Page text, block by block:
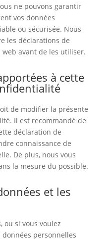
ne pouvons garantir
vos données
ou sécurisée. Nous
les déclarations de
avant de les utiliser.
à cette
de modifier la présente
Il est recommandé de
déclaration de
connaissance de
De plus, nous vous
la mesure du possible.
et les
ou si vous voulez
personnelles